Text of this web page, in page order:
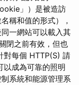
」）是被造訪
稱和值的形式），
一網站可以載入其
閉之前有效，但也
對每個 HTTP(S) 請
以成為可靠的照明
系統和能源管理系